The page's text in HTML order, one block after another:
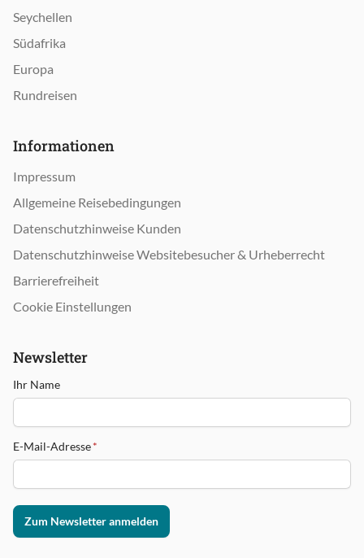
Seychellen
Südafrika
Europa
Rundreisen
Informationen
Impressum
Allgemeine Reisebedingungen
Datenschutzhinweise Kunden
Datenschutzhinweise Websitebesucher & Urheberrecht
Barrierefreiheit
Cookie Einstellungen
Newsletter
Ihr Name
E-Mail-Adresse*
Zum Newsletter anmelden